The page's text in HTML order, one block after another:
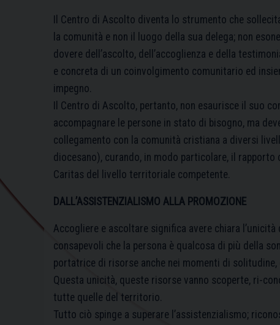
Il Centro di Ascolto diventa lo strumento che
la comunità e non il luogo della sua delega; non
dovere dell’ascolto, dell’accoglienza e della
e concreta di un coinvolgimento comunitario ed
impegno.
Il Centro di Ascolto, pertanto, non esaurisce il suo
accompagnare le persone in stato di bisogno, ma
collegamento con la comunità cristiana a diversi
diocesano), curando, in modo particolare, il rapporto
Caritas del livello territoriale competente.
DALL’ASSISTENZIALISMO ALLA PROMOZIONE
Accogliere e ascoltare significa avere chiara l’unicità
consapevoli che la persona è qualcosa di più della
portatrice di risorse anche nei momenti di solitudine,
Questa unicità, queste risorse vanno scoperte, ri-
tutte quelle del territorio.
Tutto ciò spinge a superare l’assistenzialismo;